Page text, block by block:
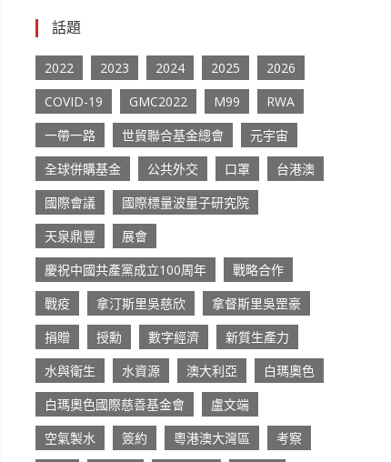
話題
2022 2023 2024 2025
2026
COVID-19
GMC2022 M99
RWA
一帶一路
世貿聯合基金總會
元宇宙
全球併購基金
公共外交 口罩
台港澳
國際會議
國際標量波量子研究院
天泉鼎豐
展會
慶祝中國共產黨成立100周年
戰略合作
戰疫
拿汀斯里吳慈欣
拿督斯里吳罡豪
捐贈
授勳 數字經濟
新質生產力
水與衛生
水資源 澳大利亞
白瑪奧色
白瑪奧色國際慈善基金會
盧文端
空氣製水
簽約 粵港澳大灣區
考察